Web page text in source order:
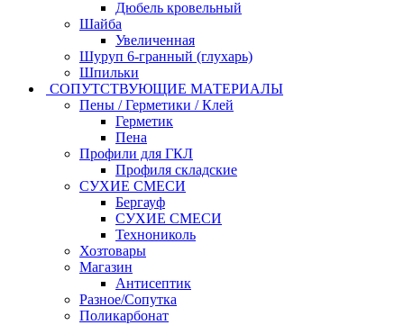
Дюбель кровельный
Шайба
Увеличенная
Шуруп 6-гранный (глухарь)
Шпильки
СОПУТСТВУЮЩИЕ МАТЕРИАЛЫ
Пены / Герметики / Клей
Герметик
Пена
Профили для ГКЛ
Профиля складские
СУХИЕ СМЕСИ
Бергауф
СУХИЕ СМЕСИ
Технониколь
Хозтовары
Магазин
Антисептик
Разное/Сопутка
Поликарбонат